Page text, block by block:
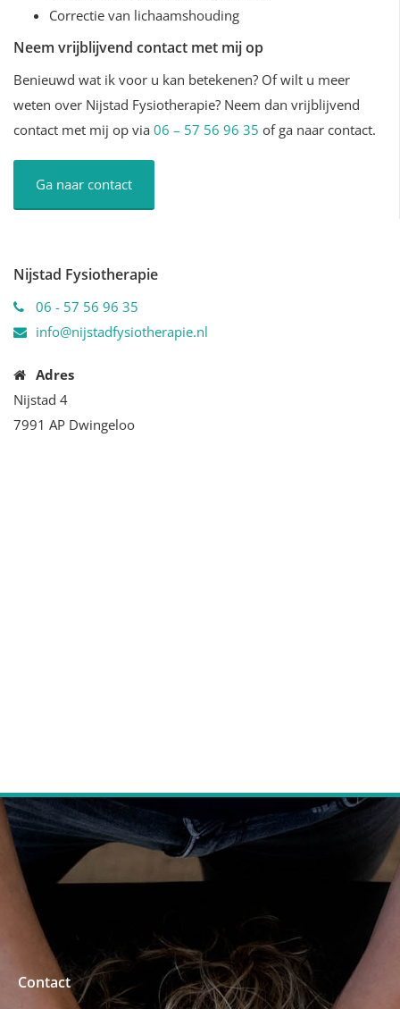
Correctie van lichaamshouding
Neem vrijblijvend contact met mij op
Benieuwd wat ik voor u kan betekenen? Of wilt u meer
weten over Nijstad Fysiotherapie? Neem dan vrijblijvend
contact met mij op via 06 – 57 56 96 35 of ga naar contact.
Ga naar contact
Nijstad Fysiotherapie
06 - 57 56 96 35
info@nijstadfysiotherapie.nl
Adres
Nijstad 4
7991 AP Dwingeloo
Contact